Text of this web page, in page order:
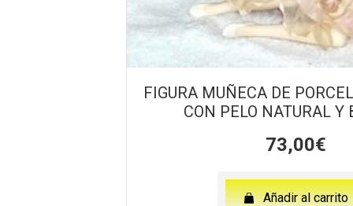
FIGURA MUÑECA DE
CON PELO NATURAL Y
73,00€
Añadir al carrito